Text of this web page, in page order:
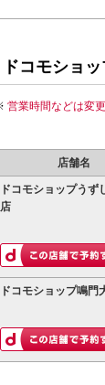
ドコモショ
営業時間などは変
店舗名
ドコモショップうず
店
ドコモショップ鳴門